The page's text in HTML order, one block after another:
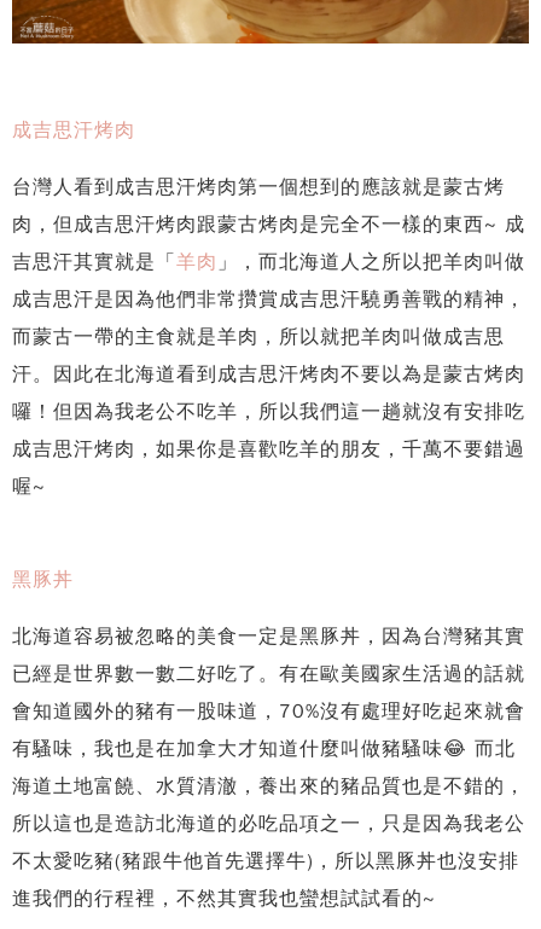
成吉思汗烤肉
台灣人看到成吉思汗烤肉第一個想到的應該就是蒙古烤
肉，但成吉思汗烤肉跟蒙古烤肉是完全不一樣的東西~ 成
吉思汗其實就是「羊肉 」，而北海道人之所以把羊肉叫做
成吉思汗是因為他們非常攢賞成吉思汗驍勇善戰的精神，
而蒙古一帶的主食就是羊肉，所以就把羊肉叫做成吉思
汗。因此在北海道看到成吉思汗烤肉不要以為是蒙古烤肉
囉！但因為我老公不吃羊，所以我們這一趟就沒有安排吃
成吉思汗烤肉，如果你是喜歡吃羊的朋友，千萬不要錯過
喔~
黑豚丼
北海道容易被忽略的美食一定是黑豚丼，因為台灣豬其實
已經是世界數一數二好吃了。有在歐美國家生活過的話就
會知道國外的豬有一股味道，70%沒有處理好吃起來就會
有騷味，我也是在加拿大才知道什麼叫做豬騷味😂 而北
海道土地富饒、水質清澈，養出來的豬品質也是不錯的，
所以這也是造訪北海道的必吃品項之一，只是因為我老公
不太愛吃豬(豬跟牛他首先選擇牛)，所以黑豚丼也沒安排
進我們的行程裡，不然其實我也蠻想試試看的~